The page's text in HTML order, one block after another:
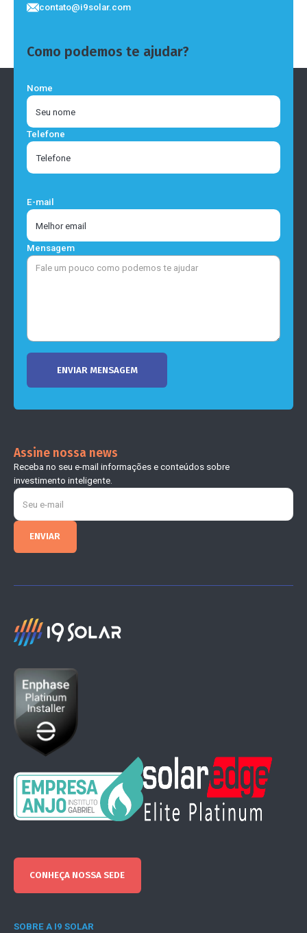
contato@i9solar.com
Como podemos te ajudar?
Nome
Telefone
E-mail
Mensagem
Assine nossa news
Receba no seu e-mail informações e conteúdos sobre
investimento inteligente.
CONHEÇA NOSSA SEDE
SOBRE A I9 SOLAR